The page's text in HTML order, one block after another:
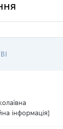
інформація]